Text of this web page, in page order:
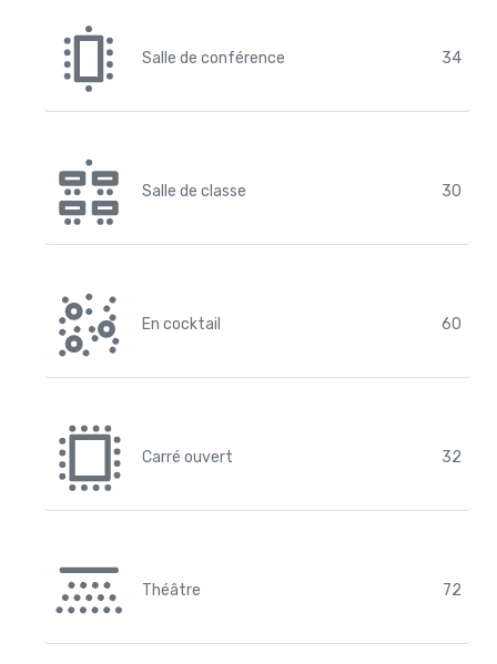
Salle de conférence 34
Salle de classe 30
En cocktail 60
Carré ouvert 32
Théâtre 72